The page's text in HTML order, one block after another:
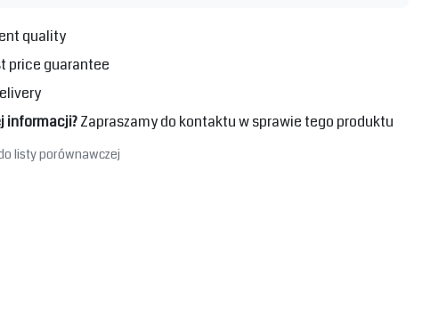
quality
price guarantee
informacji?Zapraszamy do kontaktu w sprawie tego produktu
listy porównawczej